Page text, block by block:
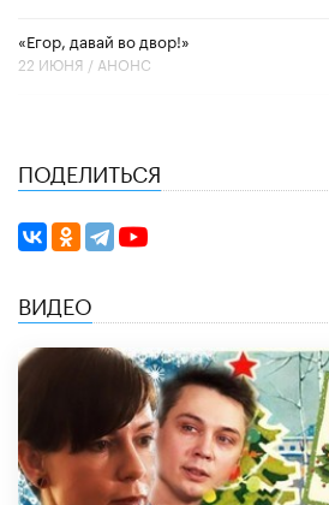
«Егор, давай во двор!»
22 ИЮНЯ / АНОНС
ПОДЕЛИТЬСЯ
ВИДЕО